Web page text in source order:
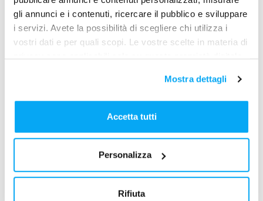
gli annunci e i contenuti, ricercare il pubblico e sviluppare
i servizi. Avete la possibilità di scegliere chi utilizza i
vostri dati e per quali scopi. Le vostre scelte in materia di
modificare o revocare il proprio consenso in qualsiasi
momento dalla Dichiarazione sui cookie o facendo clic
sull'icona di attivazione della privacy.
Con il tuo consenso, vorremmo anche:
raccogliere informazioni sulla tua posizione
geografica, con un'approssimazione di qualche
Mostra dettagli
Accetta tutti
Personalizza
Rifiuta
associato alcantiere corretto,
archiviato nella chat del cantiere
come qualsiasi altra informazione.
Tutto resta ordinato, ricercabile e
disponibile per l’ufficio e per il campo.
Vantaggi operativi per le imprese
Comunicazione immediata con fornitori,
subappaltatori, tecnici esterni.
Riduzione delle informazioni disperse tra